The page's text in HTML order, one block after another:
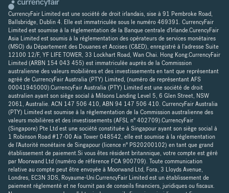
CurrencyFair Limited est une société de droit irlandais, sise à 91 Pembroke Road,
Ballsbridge, Dublin 4. Elle est immatriculée sous le numéro 469391. CurrencyFair
Limited est soumise à la réglementation de la Banque centrale d'Irlande.CurencyFair
Asia Limited est soumis à la réglementation des opérateurs de services monétaires
(MSO) du Département des Douanes et Accises (C&ED), enregistré à l'adresse Suite
12100 12/F, YF LIFE TOWER, 33 Lockhart Road, Wan Chai. Hong Kong.CurrencyFair
Limited (ARBN 154 043 455) est immatriculée auprès de la Commission
australienne des valeurs mobilières et des investissements en tant que représentant
agréé de CurrencyFair Australia (PTY) Limited, (numéro de représentant AFS
00041945000).CurrencyFair Australia (PTY) Limited est une société de droit
australien ayant son siège social à Milsons Landing Level 5, 6 Glen Street, NSW
2061, Australie. ACN 147 506 410, ABN 94 147 506 410. CurrencyFair Australia
(PTY) Limited est soumise à la réglementation de la Commission australienne des
valeurs mobilières et des investissements (AFSL n° 402709).CurrencyFair
(Singapore) Pte Ltd est une société constituée à Singapour ayant son siège social à
1 Robinson Road #17-00 Aia Tower 048542, elle est soumise à la réglementation
de l'Autorité monétaire de Singapour (licence n° PS20200102) en tant que grand
établissement de paiement.Si vous êtes résident britannique, votre compte est géré
par Moorwand Ltd (numéro de référence FCA 900709). Toute communication
relative au compte peut être envoyée à Moorwand Ltd, Fora, 3 Lloyds Avenue,
Londres, EC3N 3DS, Royaume-Uni.CurrencyFair Limited est un établissement de
paiement réglementé et ne fournit pas de conseils financiers, juridiques ou fiscaux.